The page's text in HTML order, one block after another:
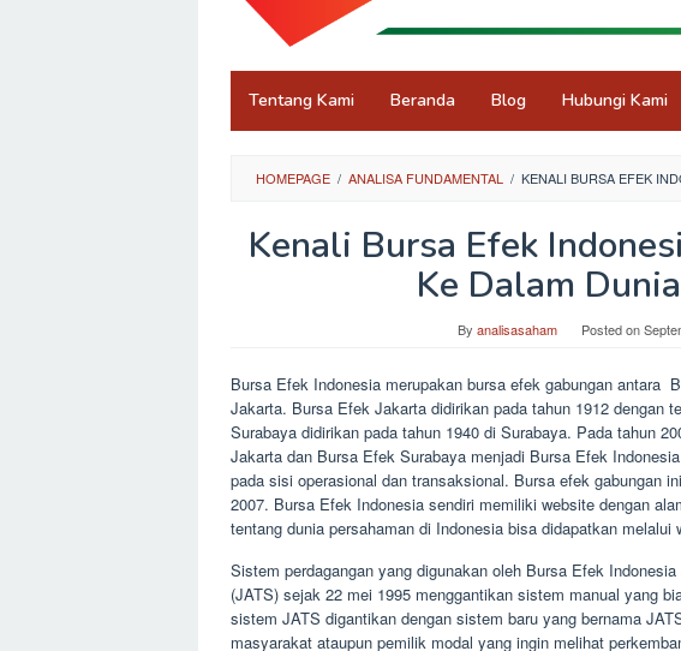
Tentang Kami Beranda Blog Hubungi Kami
HOMEPAGE / ANALISA FUNDAMENTAL / KENALI BURSA EFEK
Kenali Bursa Efek
Ke Dalam
By analisasaham Posted on
Bursa Efek Indonesia merupakan bursa efek gabungan antara
Jakarta. Bursa Efek Jakarta didirikan pada tahun 1912 dengan
Surabaya didirikan pada tahun 1940 di Surabaya. Pada tahun
Jakarta dan Bursa Efek Surabaya menjadi Bursa Efek
pada sisi operasional dan transaksional. Bursa efek gabungan
2007. Bursa Efek Indonesia sendiri memiliki website dengan
tentang dunia persahaman di Indonesia bisa didapatkan
Sistem perdagangan yang digunakan oleh Bursa Efek
(JATS) sejak 22 mei 1995 menggantikan sistem manual yang
sistem JATS digantikan dengan sistem baru yang bernama
masyarakat ataupun pemilik modal yang ingin melihat